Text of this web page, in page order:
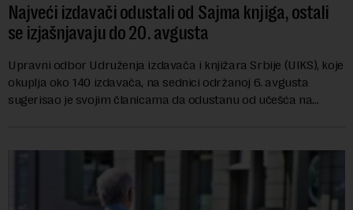
Najveći izdavači odustali od Sajma knjiga, ostali
se izjašnjavaju do 20. avgusta
Upravni odbor Udruženja izdavača i knjižara Srbije (UIKS), koje
okuplja oko 140 izdavača, na sednici održanoj 6. avgusta
sugerisao je svojim članicama da odustanu od učešća na